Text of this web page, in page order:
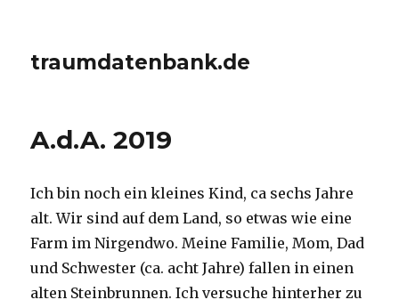
traumdatenbank.de
A.d.A. 2019
Ich bin noch ein kleines Kind, ca sechs Jahre
alt. Wir sind auf dem Land, so etwas wie eine
Farm im Nirgendwo. Meine Familie, Mom, Dad
und Schwester (ca. acht Jahre) fallen in einen
alten Steinbrunnen. Ich versuche hinterher zu